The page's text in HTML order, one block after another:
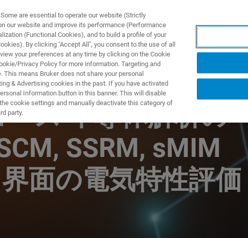
ス 半導体解析の
SSRM, sMIM
面の電気特性評価
are essential to operate our website (Strictly
our website and improve its performance (Performance
(Functional Cookies), and to build a profile of your
By clicking "Accept All", you consent to the use of all
your preferences at any time by clicking on the Cookie
Privacy Policy for more information. Targeting and
means Bruker does not share your personal
& Advertising cookies in the past. If you have activated
Information button in this banner. This will disable
cookie settings and manually deactivate this category of
party.